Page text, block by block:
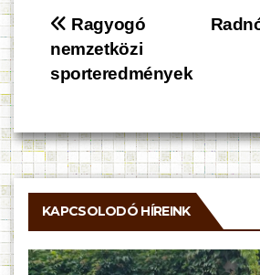
Bejegyzés
navigáció
Ragyogó
nemzetközi
sporteredmények
KAPCSOLODÓ HÍREINK